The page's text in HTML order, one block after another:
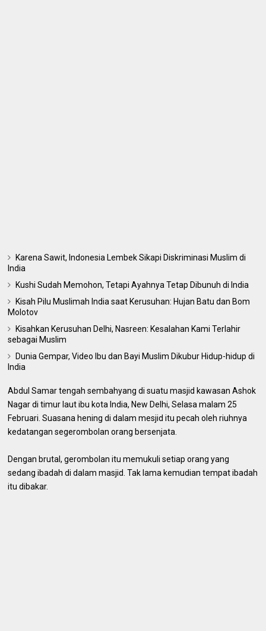
Karena Sawit, Indonesia Lembek Sikapi Diskriminasi Muslim di
India
Kushi Sudah Memohon, Tetapi Ayahnya Tetap Dibunuh di India
Kisah Pilu Muslimah India saat Kerusuhan: Hujan Batu dan Bom
Molotov
Kisahkan Kerusuhan Delhi, Nasreen: Kesalahan Kami Terlahir
sebagai Muslim
Dunia Gempar, Video Ibu dan Bayi Muslim Dikubur Hidup-hidup di
India
Abdul Samar tengah sembahyang di suatu masjid kawasan Ashok
Nagar di timur laut ibu kota India, New Delhi, Selasa malam 25
Februari. Suasana hening di dalam mesjid itu pecah oleh riuhnya
kedatangan segerombolan orang bersenjata.
Dengan brutal, gerombolan itu memukuli setiap orang yang
sedang ibadah di dalam masjid. Tak lama kemudian tempat ibadah
itu dibakar.